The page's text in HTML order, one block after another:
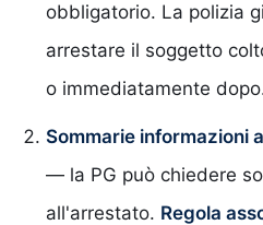
obbligatorio. La polizia
arrestare il soggetto
o immediatamente
Sommarie informazioni
— la PG può chiedere
all'arrestato. Regola